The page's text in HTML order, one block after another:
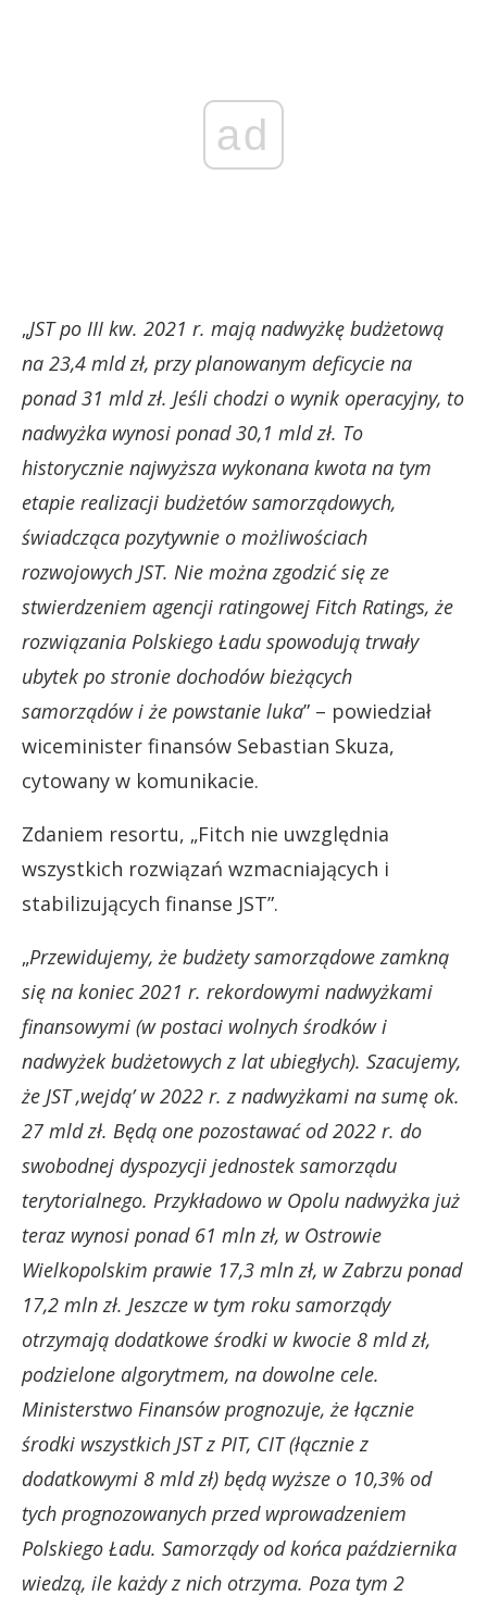
ad
„JST po III kw. 2021 r. mają nadwyżkę budżetową
na 23,4 mld zł, przy planowanym deficycie na
ponad 31 mld zł. Jeśli chodzi o wynik operacyjny, to
nadwyżka wynosi ponad 30,1 mld zł. To
historycznie najwyższa wykonana kwota na tym
etapie realizacji budżetów samorządowych,
świadcząca pozytywnie o możliwościach
rozwojowych JST. Nie można zgodzić się ze
stwierdzeniem agencji ratingowej Fitch Ratings, że
rozwiązania Polskiego Ładu spowodują trwały
ubytek po stronie dochodów bieżących
samorządów i że powstanie luka” – powiedział
wiceminister finansów Sebastian Skuza,
cytowany w komunikacie.
Zdaniem resortu, „Fitch nie uwzględnia
wszystkich rozwiązań wzmacniających i
stabilizujących finanse JST”.
„Przewidujemy, że budżety samorządowe zamkną
się na koniec 2021 r. rekordowymi nadwyżkami
finansowymi (w postaci wolnych środków i
nadwyżek budżetowych z lat ubiegłych). Szacujemy,
że JST ‚wejdą’ w 2022 r. z nadwyżkami na sumę ok.
27 mld zł. Będą one pozostawać od 2022 r. do
swobodnej dyspozycji jednostek samorządu
terytorialnego. Przykładowo w Opolu nadwyżka już
teraz wynosi ponad 61 mln zł, w Ostrowie
Wielkopolskim prawie 17,3 mln zł, w Zabrzu ponad
17,2 mln zł. Jeszcze w tym roku samorządy
otrzymają dodatkowe środki w kwocie 8 mld zł,
podzielone algorytmem, na dowolne cele.
Ministerstwo Finansów prognozuje, że łącznie
środki wszystkich JST z PIT, CIT (łącznie z
dodatkowymi 8 mld zł) będą wyższe o 10,3% od
tych prognozowanych przed wprowadzeniem
Polskiego Ładu. Samorządy od końca października
wiedzą, ile każdy z nich otrzyma. Poza tym 2